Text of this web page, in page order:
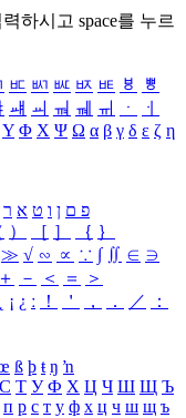
하시고 space를 누르
ㅳ ㅴ ㅵ ㅶ ㅷ ㅸ
ㅹ
ㆈ ㆉ ㆊ ㆋ ㆌ ㆍ
ㆎ
Υ Φ Χ Ψ Ω α β γ δ ε ζ η
פ ם ן ו ט א ר
） ［ ］ ｛ ｝
≫ √ ∽ ∝ ∵ ∫ ∬ ∈ ∋
＋ － ＜ ＝
＞
¡ ¿ ː ！ ＇ ， ． ／
：
ß þ ŧ ŋ ŉ
С Т У Ф Х Ц Ч Ш Щ Ъ
п р с т у ф х ц ч ш щ ъ